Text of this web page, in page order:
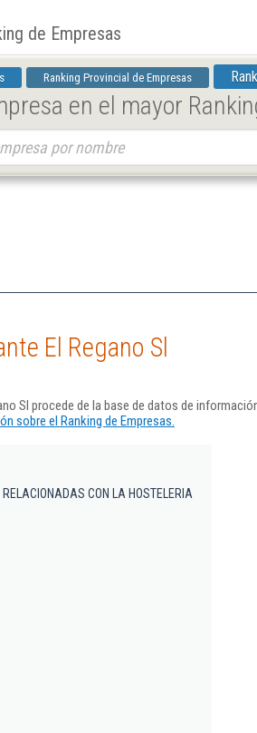
de Empresas
Ranking Provincial de Empresas
en el mayor
El Regano Sl
Sl procede de la base de datos de
sobre el Ranking de Empresas.
CON LA HOSTELERIA